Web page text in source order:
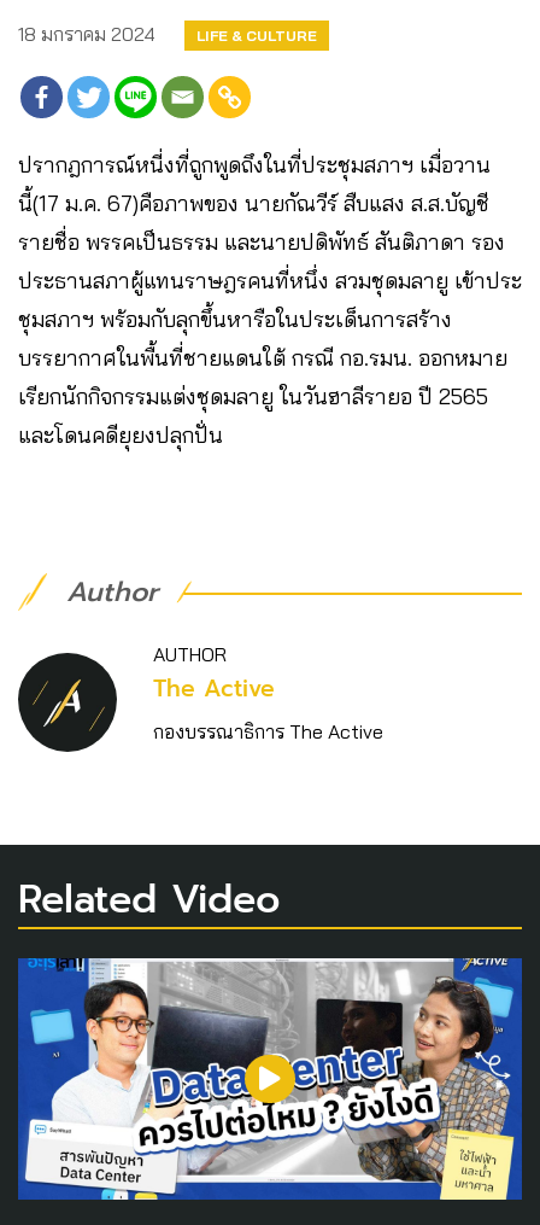
18 มกราคม 2024 LIFE & CULTURE
ปรากฎการณ์หนี่งที่ถูกพูดถึงในที่ประชุมสภาฯ เมื่อวาน
นี้(17 ม.ค. 67)คือภาพของ นายกัณวีร์ สืบแสง ส.ส.บัญชี
รายชื่อ พรรคเป็นธรรม และนายปดิพัทธ์ สันติภาดา รอง
ประธานสภาผู้แทนราษฎรคนที่หนึ่ง สวมชุดมลายู เข้าประ
ชุมสภาฯ พร้อมกับลุกขึ้นหารือในประเด็นการสร้าง
บรรยากาศในพื้นที่ชายแดนใต้ กรณี กอ.รมน. ออกหมาย
เรียกนักกิจกรรมแต่งชุดมลายู ในวันฮาลีรายอ ปี 2565
และโดนคดียุยงปลุกปั่น
Author
AUTHOR
The Active
กองบรรณาธิการ The Active
Related Video